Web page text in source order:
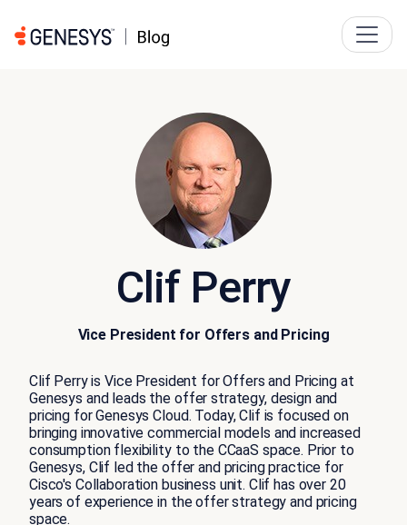
Clif Perry
Vice President for Offers and Pricing
Clif Perry is Vice President for Offers and Pricing at
Genesys and leads the offer strategy, design and
pricing for Genesys Cloud. Today, Clif is focused on
bringing innovative commercial models and increased
consumption flexibility to the CCaaS space. Prior to
Genesys, Clif led the offer and pricing practice for
Cisco's Collaboration business unit. Clif has over 20
years of experience in the offer strategy and pricing
space.